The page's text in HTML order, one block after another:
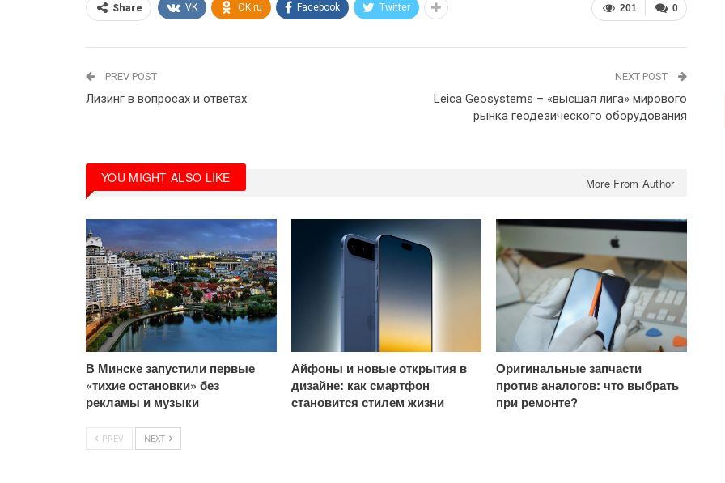
0
201
Share VK OK.ru Facebook Twitter
PREV POST
Лизинг в вопросах и ответах
NEXT POST
Leica Geosystems – «высшая лига» мирового
рынка геодезического оборудования
YOU MIGHT ALSO LIKE More From Author
В Минске запустили первые
«тихие остановки» без
рекламы и музыки
Айфоны и новые открытия в
дизайне: как смартфон
становится стилем жизни
Оригинальные запчасти
против аналогов: что выбрать
при ремонте?
PREV NEXT